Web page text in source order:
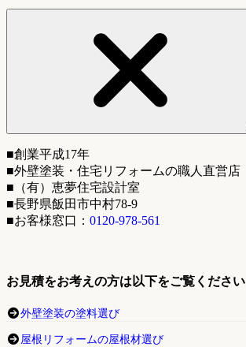
■創業平成17年
■外壁塗装・住宅リフォームの職人直営店
■（有）恵夢住宅設計室
■長野県飯田市中村78-9
■お客様窓口： 0120-978-561
お見積をお考えの方は以下をご覧ください
外壁塗装の塗料選び
屋根リフォームの屋根材選び